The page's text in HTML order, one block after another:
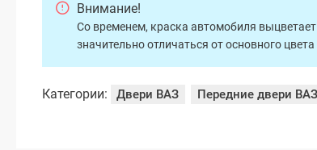
Внимание!
Со временем, краска автомобиля
значительно отличаться от основного
Категории: Двери ВАЗ Передние двери ВАЗ